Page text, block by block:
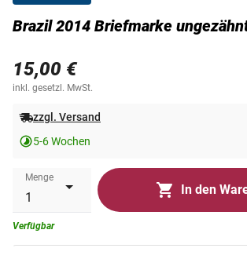
Brazil 2014 Briefmarke
15,00 €
inkl. gesetzl. MwSt.
zzgl. Versand
5-6 Wochen
Menge
In den
Verfügbar